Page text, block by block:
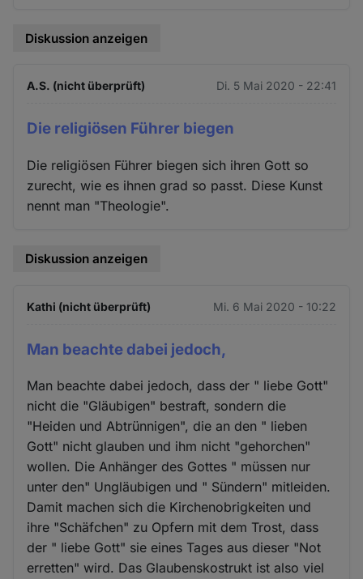
Diskussion anzeigen
A.S. (nicht überprüft) Di. 5 Mai 2020 - 22:41
Die religiösen Führer biegen
Die religiösen Führer biegen sich ihren Gott so
zurecht, wie es ihnen grad so passt. Diese Kunst
nennt man "Theologie".
Diskussion anzeigen
Kathi (nicht überprüft) Mi. 6 Mai 2020 - 10:22
Man beachte dabei jedoch,
Man beachte dabei jedoch, dass der " liebe Gott"
nicht die "Gläubigen" bestraft, sondern die
"Heiden und Abtrünnigen", die an den " lieben
Gott" nicht glauben und ihm nicht "gehorchen"
wollen. Die Anhänger des Gottes " müssen nur
unter den" Ungläubigen und " Sündern" mitleiden.
Damit machen sich die Kirchenobrigkeiten und
ihre "Schäfchen" zu Opfern mit dem Trost, dass
der " liebe Gott" sie eines Tages aus dieser "Not
erretten" wird. Das Glaubenskostrukt ist also viel